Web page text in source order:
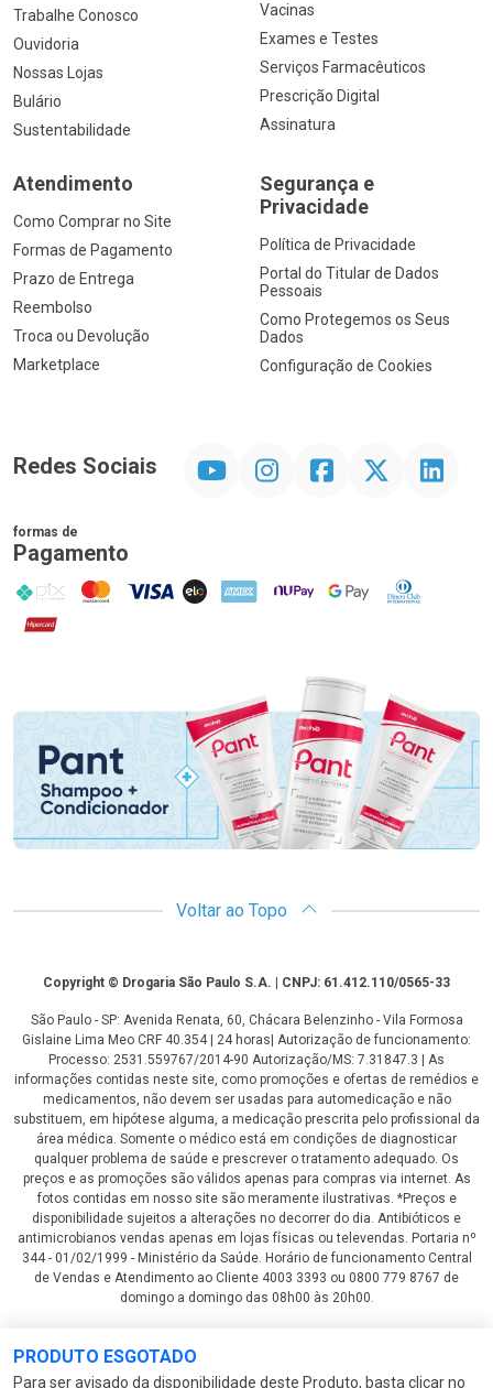
PRODUTO ESGOTADO
Para ser avisado da disponibilidade deste Produto, basta clicar no
Trabalhe Conosco
Ouvidoria
Nossas Lojas
Bulário
Sustentabilidade
Vacinas
Exames e Testes
Serviços Farmacêuticos
Prescrição Digital
Assinatura
Atendimento
Como Comprar no Site
Formas de Pagamento
Prazo de Entrega
Reembolso
Troca ou Devolução
Marketplace
Segurança e
Privacidade
Política de Privacidade
Portal do Titular de Dados
Pessoais
Como Protegemos os Seus
Dados
Configuração de Cookies
Redes Sociais InstagramFacebookTwitter Linkedin
formas de
Pagamento
PIX MasterCard
VISA ELO AMEX NuPay Google PayDiners Club
Hipercard
Promoção em Destaque
Voltar ao Topo
CopyrightCopyright © Drogaria São Paulo S.A. | CNPJ: 61.412.110/0565-33
São Paulo - SP: Avenida Renata, 60, Chácara Belenzinho - Vila Formosa
Gislaine Lima Meo CRF 40.354 | 24 horas| Autorização de funcionamento:
Processo: 2531.559767/2014-90 Autorização/MS: 7.31847.3 | As
informações contidas neste site, como promoções e ofertas de remédios e
medicamentos, não devem ser usadas para automedicação e não
substituem, em hipótese alguma, a medicação prescrita pelo profissional da
área médica. Somente o médico está em condições de diagnosticar
qualquer problema de saúde e prescrever o tratamento adequado. Os
preços e as promoções são válidos apenas para compras via internet. As
fotos contidas em nosso site são meramente ilustrativas. *Preços e
disponibilidade sujeitos a alterações no decorrer do dia. Antibióticos e
antimicrobianos vendas apenas em lojas físicas ou televendas. Portaria nº
344 - 01/02/1999 - Ministério da Saúde. Horário de funcionamento Central
de Vendas e Atendimento ao Cliente 4003 3393 ou 0800 779 8767 de
domingo a domingo das 08h00 às 20h00.